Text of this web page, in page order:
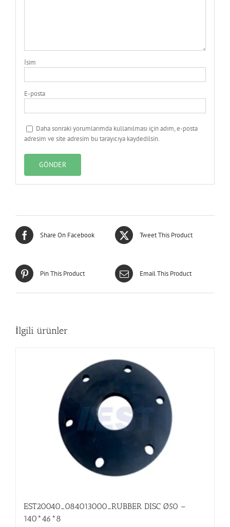
İsim
E-posta
Daha sonraki yorumlarımda kullanılması için adım, e-posta
adresim ve site adresim bu tarayıcıya kaydedilsin.
Share On Facebook Tweet This Product
Pin This Product Email This Product
İlgili ürünler
EST20040_084013000_RUBBER DISC Ø50 –
140*46*8